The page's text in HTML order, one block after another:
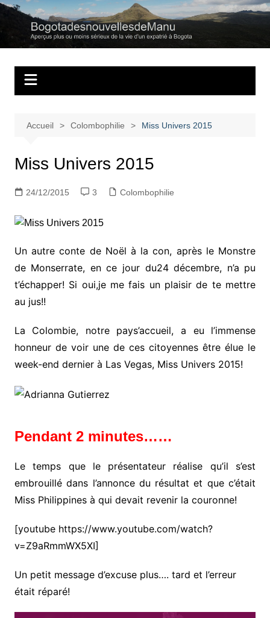
Aller
contenu
Regards personnels sur la vie d’expatrié à Bogota
Accueil Colombophilie Miss Univers 2015
Miss Univers 2015
24/12/2015 3 Colombophilie
Un autre conte de Noël à la con, après le Monstre
de Monserrate, en ce jour du24 décembre, n’a pu
t’échapper! Si oui,je me fais un plaisir de te mettre
au jus!!
La Colombie, notre pays’accueil, a eu l’immense
honneur de voir une de ces citoyennes être élue le
week-end dernier à Las Vegas, Miss Univers 2015!
Pendant 2 minutes……
Le temps que le présentateur réalise qu’il s’est
embrouillé dans l’annonce du résultat et que c’était
Miss Philippines à qui devait revenir la couronne!
[youtube https://www.youtube.com/watch?
v=Z9aRmmWX5XI]
Un petit message d’excuse plus…. tard et l’erreur
était réparé!